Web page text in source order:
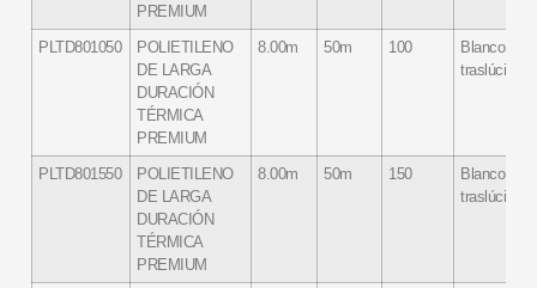
PREMIUM
PLTD801050
POLIETILENO
DE LARGA
DURACIÓN
TÉRMICA
PREMIUM
8.00m 50m 100
Blanco
traslúcido
PLTD801550
POLIETILENO
DE LARGA
DURACIÓN
TÉRMICA
PREMIUM
8.00m 50m 150
Blanco
traslúcido